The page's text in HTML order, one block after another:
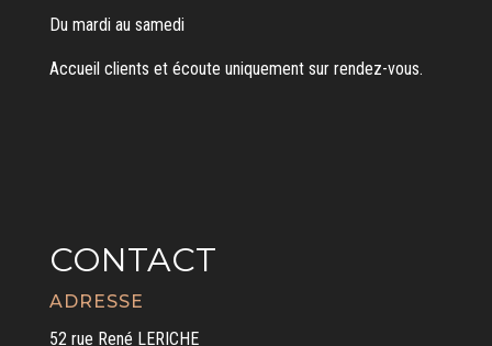
Du mardi au samedi
Accueil clients et écoute uniquement sur rendez-vous.
CONTACT
ADRESSE
52 rue René LERICHE